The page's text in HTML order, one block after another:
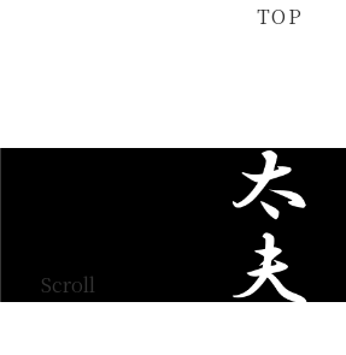
Scroll
TOP